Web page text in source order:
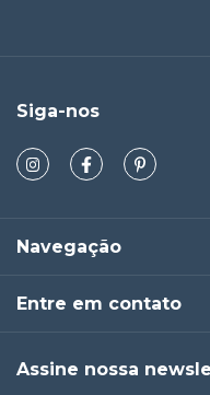
Siga-nos
Navegação
Entre em contato
Assine nossa